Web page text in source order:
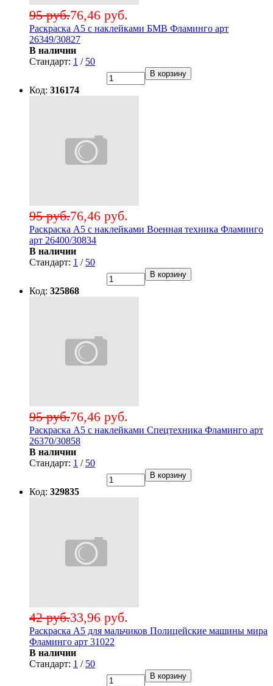
76,46 руб.
95 руб.
Раскраска А5 с наклейками БМВ Фламинго арт
26349/30827
В наличии
Стандарт: 1 / 50
В корзину
Код: 316174
76,46 руб.
95 руб.
Раскраска А5 с наклейками Военная техника Фламинго
арт 26400/30834
В наличии
Стандарт: 1 / 50
В корзину
Код: 325868
76,46 руб.
95 руб.
Раскраска А5 с наклейками Спецтехника Фламинго арт
26370/30858
В наличии
Стандарт: 1 / 50
В корзину
Код: 329835
33,96 руб.
42 руб.
Раскраска А5 для мальчиков Полицейские машины мира
Фламинго арт 31022
В наличии
Стандарт: 1 / 50
В корзину